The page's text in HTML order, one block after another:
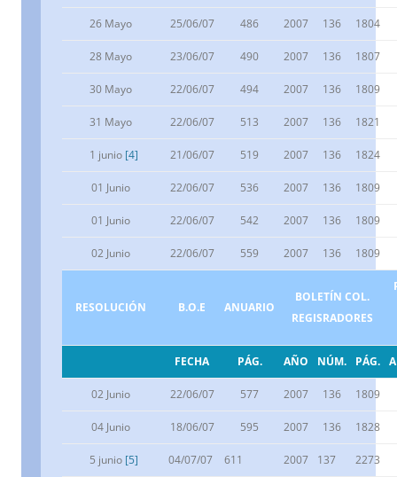
26 Mayo 25/06/07 486 2007 136 1804
28 Mayo 23/06/07 490 2007 136 1807
30 Mayo 22/06/07 494 2007 136 1809
31 Mayo 22/06/07 513 2007 136 1821
1 junio [4] 21/06/07 519 2007 136 1824
01 Junio 22/06/07 536 2007 136 1809
01 Junio 22/06/07 542 2007 136 1809
02 Junio 22/06/07 559 2007 136 1809
RESOLUCIÓN B.O.E ANUARIO
BOLETÍN COL.
REGISRADORES
FECHA PÁG. AÑO NÚM. PÁG.
02 Junio 22/06/07 577 2007 136 1809
04 Junio 18/06/07 595 2007 136 1828
5 junio [5] 04/07/07 611 2007 137 2273